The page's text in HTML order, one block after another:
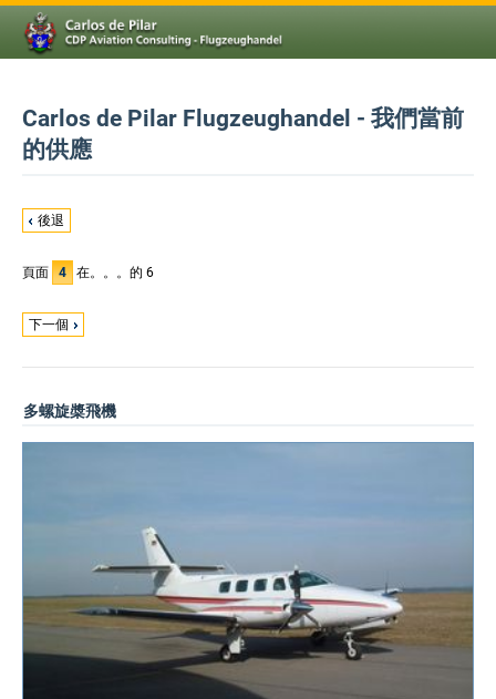
Carlos de Pilar Flugzeughandel - 我們當前
的供應
後退
頁面 4 在。。。的 6
下一個
多螺旋槳飛機